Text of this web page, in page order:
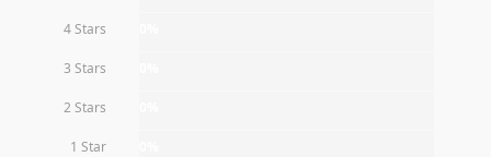
4 Stars
3 Stars
2 Stars
1 Star